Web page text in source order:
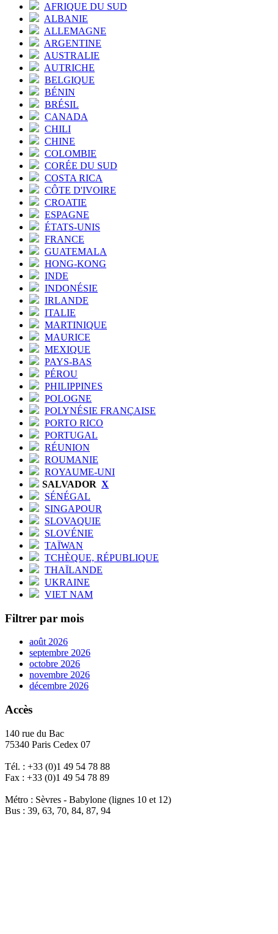
AFRIQUE DU SUD
ALBANIE
ALLEMAGNE
ARGENTINE
AUSTRALIE
AUTRICHE
BELGIQUE
BÉNIN
BRÉSIL
CANADA
CHILI
CHINE
COLOMBIE
CORÉE DU SUD
COSTA RICA
CÔTE D'IVOIRE
CROATIE
ESPAGNE
ÉTATS-UNIS
FRANCE
GUATEMALA
HONG-KONG
INDE
INDONÉSIE
IRLANDE
ITALIE
MARTINIQUE
MAURICE
MEXIQUE
PAYS-BAS
PÉROU
PHILIPPINES
POLOGNE
POLYNÉSIE FRANÇAISE
PORTO RICO
PORTUGAL
RÉUNION
ROUMANIE
ROYAUME-UNI
SALVADOR X
SÉNÉGAL
SINGAPOUR
SLOVAQUIE
SLOVÉNIE
TAÏWAN
TCHÈQUE, RÉPUBLIQUE
THAÏLANDE
UKRAINE
VIET NAM
Filtrer par mois
août 2026
septembre 2026
octobre 2026
novembre 2026
décembre 2026
Accès
140 rue du Bac
75340 Paris Cedex 07
Tél. : +33 (0)1 49 54 78 88
Fax : +33 (0)1 49 54 78 89
Métro : Sèvres - Babylone (lignes 10 et 12)
Bus : 39, 63, 70, 84, 87, 94